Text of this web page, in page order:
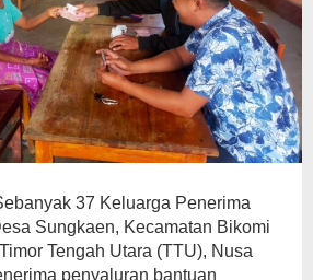
37 Keluarga Penerima
Sungkaen, Kecamatan Bikomi
Tengah Utara (TTU), Nusa
penyaluran bantuan